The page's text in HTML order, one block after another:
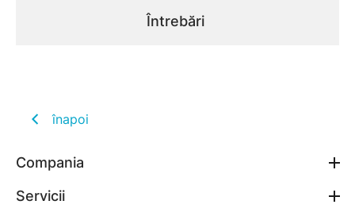
Întrebări
înapoi
Compania
Servicii